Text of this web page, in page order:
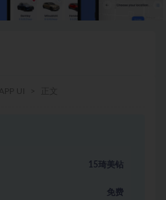
15琦美钻
免费